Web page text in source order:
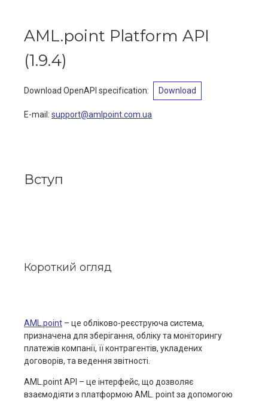
AML.point Platform API
(1.9.4)
Download OpenAPI specification: Download
E-mail : support@amlpoint.com.ua
Вступ
Короткий огляд
AML.point – це обліково-реєструюча система,
призначена для зберігання, обліку та моніторингу
платежів компанії, її контрагентів, укладених
договорів, та ведення звітності.
AML.point AРI – це інтерфейс, що дозволяє
взаємодіяти з платформою AML. point за допомогою